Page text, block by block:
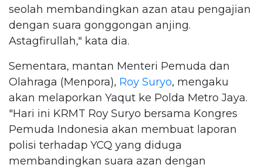
seolah membandingkan azan atau pengajian
dengan suara gonggongan anjing.
Astagfirullah," kata dia.
Sementara, mantan Menteri Pemuda dan
Olahraga (Menpora), Roy Suryo, mengaku
akan melaporkan Yaqut ke Polda Metro Jaya.
"Hari ini KRMT Roy Suryo bersama Kongres
Pemuda Indonesia akan membuat laporan
polisi terhadap YCQ yang diduga
membandingkan suara azan dengan